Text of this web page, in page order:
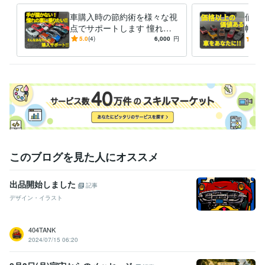
車購入時の節約術を様々な視
点でサポートします 憧れの
車に手が届かない・費用を抑
へ。
5.0(4) 6,000 円
価格
幅広
を見
ト
このブログを見た人にオススメ
出品開始しました
記事
デザイン・イラスト
404TANK
2024/07/15 06:20